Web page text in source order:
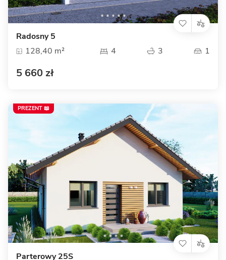
Radosny 5
128,40 m²
4 3 1
5 660 zł
Parterowy 25S
PREZENT 📖